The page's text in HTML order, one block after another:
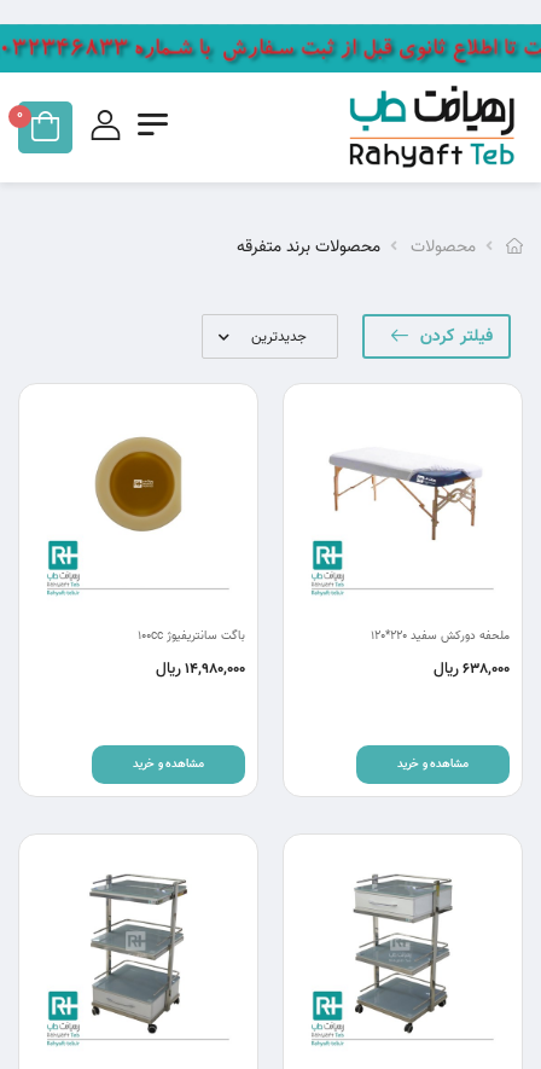
0
محصولات محصولات برند متفرقه
فیلتر کردن
ملحفه دورکش سفید 220*120
638,000ریال
مشاهده و خرید
باگت سانتریفیوژ 100cc
14,980,000ریال
مشاهده و خرید